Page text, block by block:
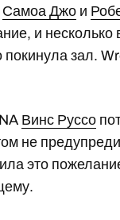
Самоа Джо и
и
зал.
Винс Руссо
не
это